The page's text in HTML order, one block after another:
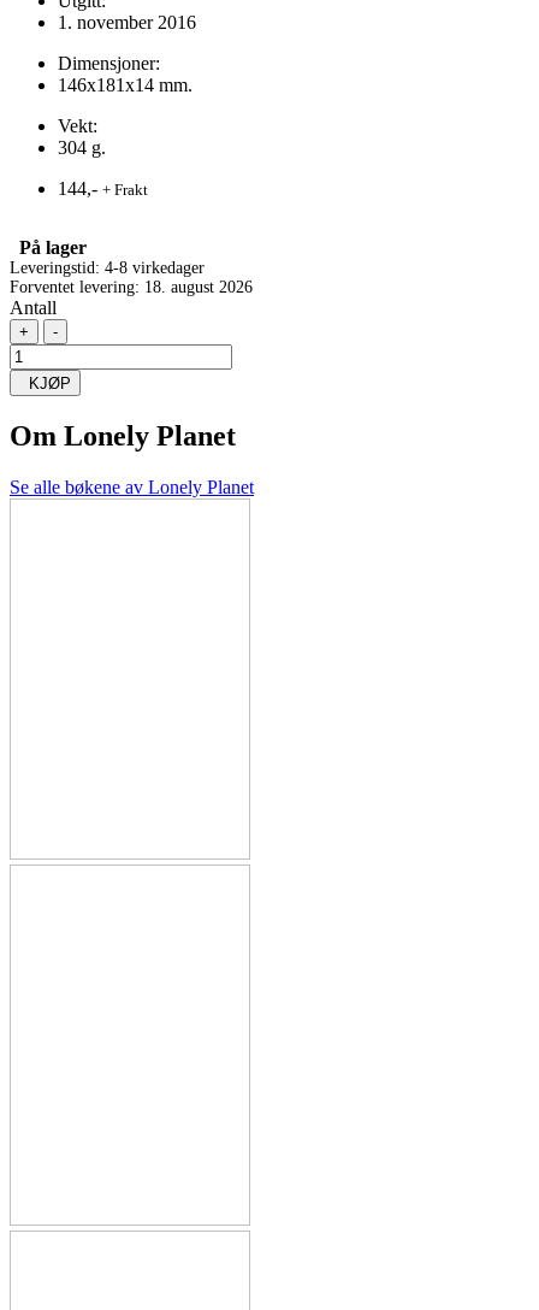
1. november 2016
Dimensjoner:
146x181x14 mm.
Vekt:
304 g.
144,- + Frakt
På lager
Leveringstid: 4-8 virkedager
Forventet levering: 18. august 2026
Antall
+ -
KJØP
Om Lonely Planet
Se alle bøkene av Lonely Planet